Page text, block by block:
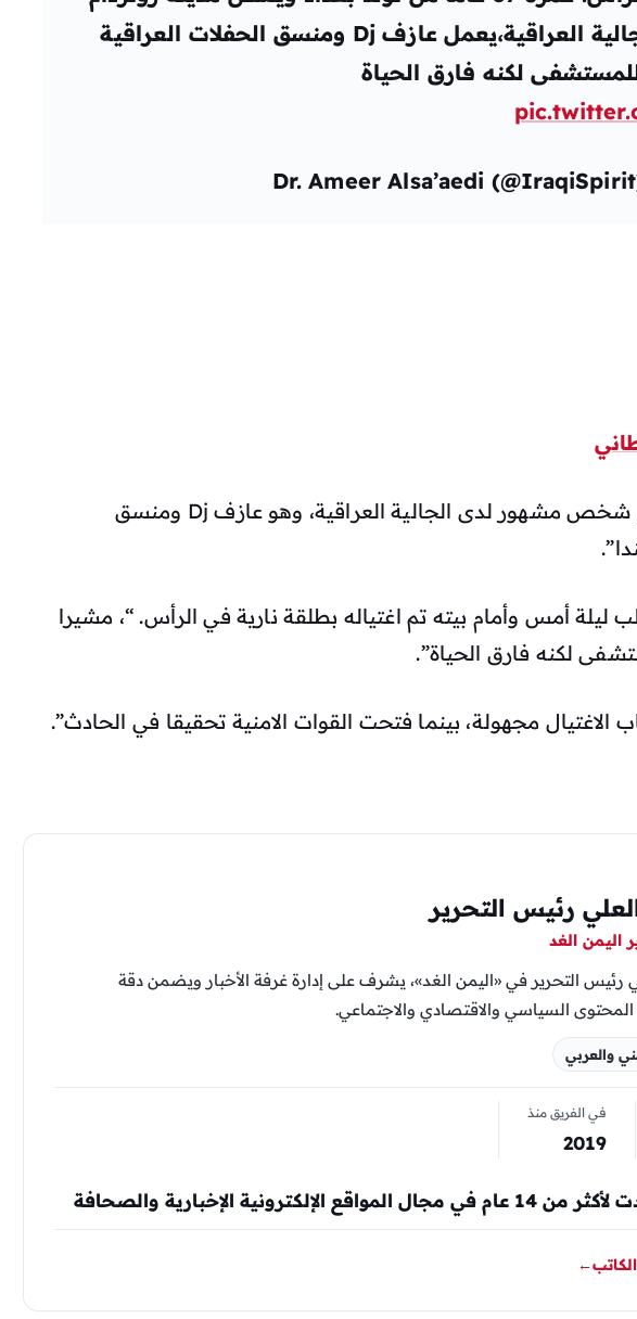
وهو مشهور لدى الجالية العراقية،يعمل عازف Dj ومنسق الحفلات العراقية
لكنه فارق الحياة
وسام العباشي حيث وهو شخص مشهور لدى الجالية العراقية، وهو عازف Dj ومنسق
ليلة أمس وأمام بيته تم اغتياله بطلقة نارية في الرأس. “، مشيرا
لكنه فارق الحياة”.
مجهولة، بينما فتحت القوات الامنية تحقيقا في الحادث”.
رئيس التحرير
اليمن الغد
رئيس التحرير في «اليمن الغد»، يشرف على إدارة غرفة الأخبار ويضمن دقة
السياسي والاقتصادي والاجتماعي.
والعربي
في الفريق منذ
2019
الإلكترونية الإخبارية والصحافة
←